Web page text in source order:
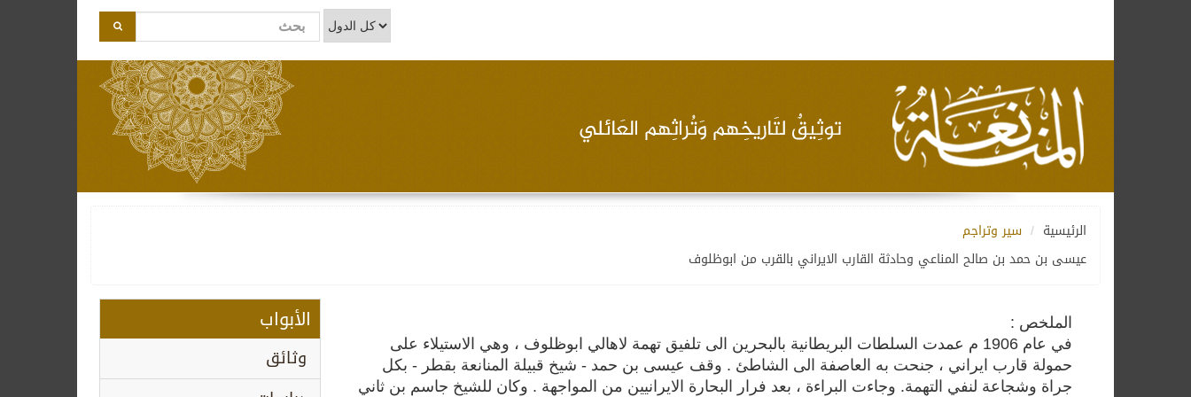
الأبواب
وثائق
الرئيسية
سير وتراجم
عيسى بن حمد بن صالح المناعي وحادثة القارب الايراني بالقرب من ابوظلوف
الملخص :
في عام 1906 م عمدت السلطات البريطانية بالبحرين الى تلفيق تهمة لاهالي ابوظلوف ، وهي الاستيلاء على
حمولة قارب ايراني ، جنحت به العاصفة الى الشاطئ . وقف عيسى بن حمد - شيخ قبيلة المنانعة بقطر - بكل
جراة وشجاعة لنفي التهمة. وجاءت البراءة ، بعد فرار البحارة الايرانيين من المواجهة . وكان للشيخ جاسم بن ثاني